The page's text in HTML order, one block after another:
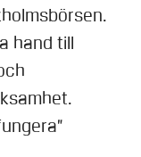
hand till